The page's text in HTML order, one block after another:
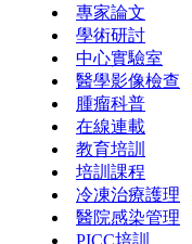
專家論文
學術研討
中心實驗室
醫學影像檢查
腫瘤科普
在線連載
教育培訓
培訓課程
冷凍治療護理
醫院感染管理
PICC培訓